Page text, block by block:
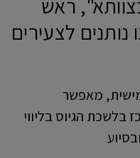
ראש
לצעירים
מאפשר
בלשכת הגיוס בליווי